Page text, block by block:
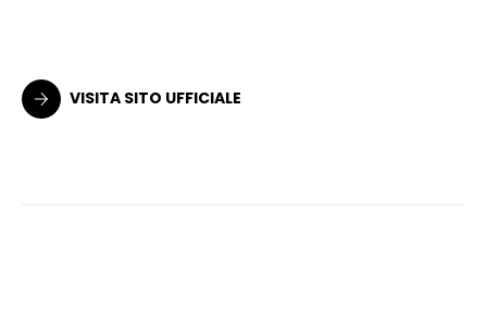
VISITA SITO UFFICIALE